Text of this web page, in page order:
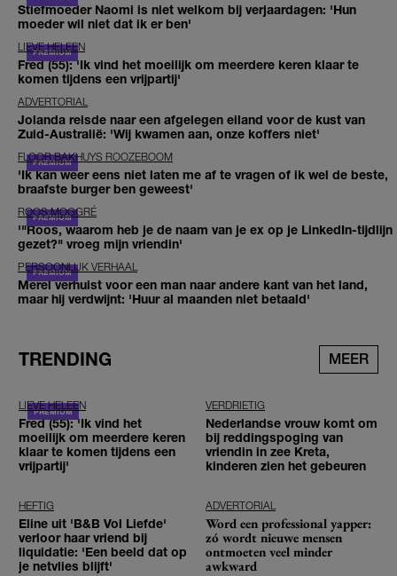
Stiefmoeder Naomi is niet welkom bij verjaardagen: 'Hun
moeder wil niet dat ik er ben'
LIEVE HELEEN
Fred (55): 'Ik vind het moeilijk om meerdere keren klaar te
komen tijdens een vrijpartij'
ADVERTORIAL
Jolanda reisde naar een afgelegen eiland voor de kust van
Zuid-Australië: 'Wij kwamen aan, onze koffers niet'
FLOOR BAKHUYS ROOZEBOOM
'Ik kan weer eens niet laten me af te vragen of ik wel de beste,
braafste burger ben geweest'
ROOS MOGGRÉ
'"Roos, waarom heb je de naam van je ex op je LinkedIn-tijdlijn
gezet?" vroeg mijn vriendin'
PERSOONLIJK VERHAAL
Merel verhuist voor een man naar andere kant van het land,
maar hij verdwijnt: 'Huur al maanden niet betaald'
TRENDING MEER
LIEVE HELEEN
Fred (55): 'Ik vind het
moeilijk om meerdere keren
klaar te komen tijdens een
vrijpartij'
VERDRIETIG
Nederlandse vrouw komt om
bij reddingspoging van
vriendin in zee Kreta,
kinderen zien het gebeuren
HEFTIG
Eline uit 'B&B Vol Liefde'
verloor haar vriend bij
liquidatie: 'Een beeld dat op
je netvlies blijft'
ADVERTORIAL
Word een professional yapper:
zó wordt nieuwe mensen
ontmoeten veel minder
awkward